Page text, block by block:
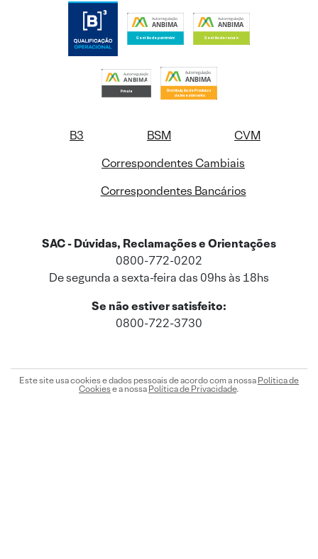
B3 BSM
CVM
Correspondentes Cambiais
Correspondentes Bancários
SAC - Dúvidas, Reclamações e Orientações
0800-772-0202
De segunda a sexta-feira das 09hs às 18hs
Se não estiver satisfeito:
0800-722-3730
Este site usa cookies e dados pessoais de acordo com a nossa Política de
Cookiese a nossa Política de Privacidade.